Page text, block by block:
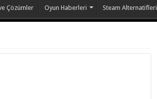
Çözümler Oyun Haberleri Steam Alternatifleri